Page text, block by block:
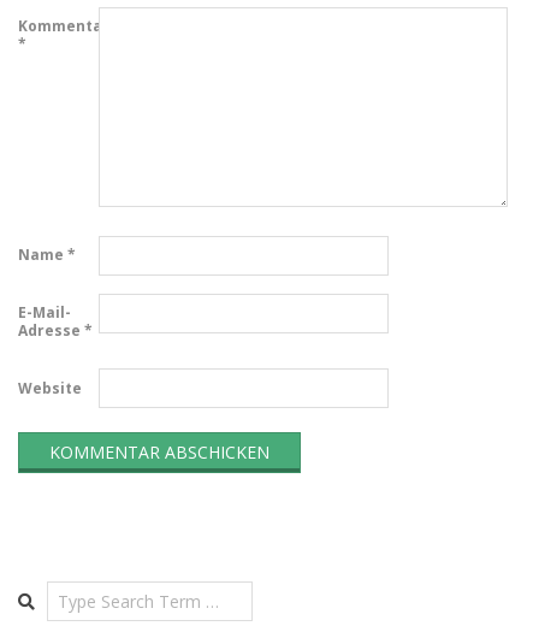
Kommentar
*
Name *
E-Mail-
Adresse *
Website
Search